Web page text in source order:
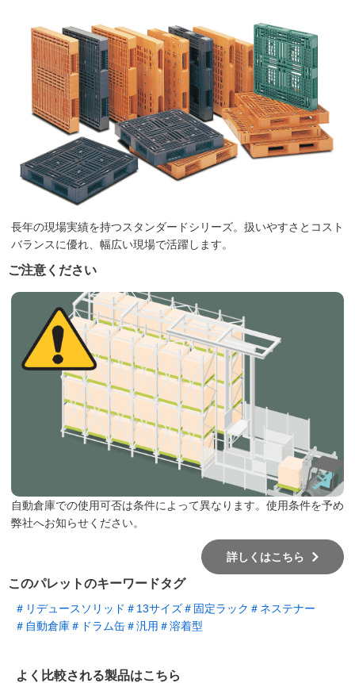
長年の現場実績を持つスタンダードシリーズ。扱いやすさとコスト
バランスに優れ、幅広い現場で活躍します。
ご注意ください
自動倉庫での使用可否は条件によって異なります。使用条件を予め
弊社へお知らせください。
詳しくはこちら
このパレットのキーワードタグ
＃リデュースソリッド ＃13サイズ＃固定ラック ＃ネステナー
＃自動倉庫＃ドラム缶＃汎用 ＃溶着型
よく比較される製品はこちら